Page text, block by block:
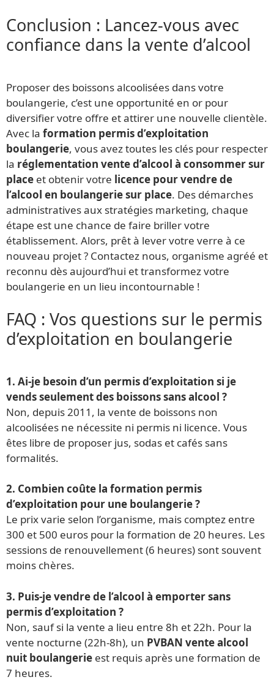
Conclusion : Lancez-vous avec
confiance dans la vente d’alcool
Proposer des boissons alcoolisées dans votre
boulangerie, c’est une opportunité en or pour
diversifier votre offre et attirer une nouvelle clientèle.
Avec la formation permis d’exploitation
boulangerie, vous avez toutes les clés pour respecter
la réglementation vente d’alcool à consommer sur
place et obtenir votre licence pour vendre de
l’alcool en boulangerie sur place. Des démarches
administratives aux stratégies marketing, chaque
étape est une chance de faire briller votre
établissement. Alors, prêt à lever votre verre à ce
nouveau projet ? Contactez nous, organisme agréé et
reconnu dès aujourd’hui et transformez votre
boulangerie en un lieu incontournable !
FAQ : Vos questions sur le permis
d’exploitation en boulangerie
1. Ai-je besoin d’un permis d’exploitation si je
vends seulement des boissons sans alcool ?
Non, depuis 2011, la vente de boissons non
alcoolisées ne nécessite ni permis ni licence. Vous
êtes libre de proposer jus, sodas et cafés sans
formalités.
2. Combien coûte la formation permis
d’exploitation pour une boulangerie ?
Le prix varie selon l’organisme, mais comptez entre
300 et 500 euros pour la formation de 20 heures. Les
sessions de renouvellement (6 heures) sont souvent
moins chères.
3. Puis-je vendre de l’alcool à emporter sans
permis d’exploitation ?
Non, sauf si la vente a lieu entre 8h et 22h. Pour la
vente nocturne (22h-8h), un PVBAN vente alcool
nuit boulangerie est requis après une formation de
7 heures.